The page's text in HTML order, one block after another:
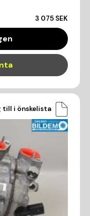
3 075 SEK
till i önskelista